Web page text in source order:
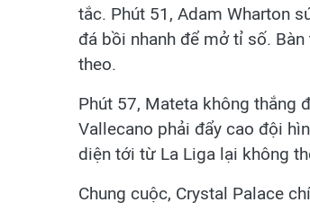
tắc. Phút 51, Adam Wharton
đá bồi nhanh để mở tỉ số.
theo.
Phút 57, Mateta không thắng
Vallecano phải đẩy cao đội
diện tới từ La Liga lại không
Chung cuộc, Crystal Palace